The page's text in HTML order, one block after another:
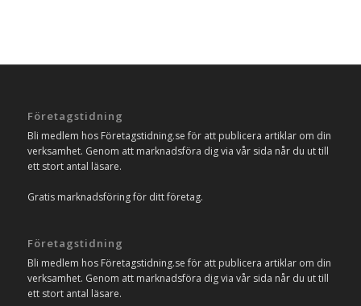
Företagstidning
Bli medlem hos Företagstidning.se för att publicera artiklar om din
verksamhet. Genom att marknadsföra dig via vår sida når du ut till
ett stort antal läsare.
Gratis marknadsföring för ditt företag.
Företagstidning
Bli medlem hos Företagstidning.se för att publicera artiklar om din
verksamhet. Genom att marknadsföra dig via vår sida når du ut till
ett stort antal läsare.